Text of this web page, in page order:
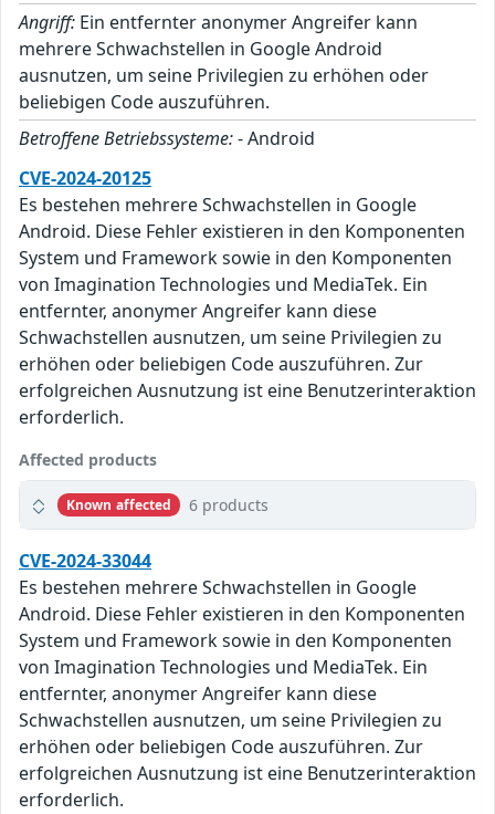
Angriff: Ein entfernter anonymer Angreifer kann
mehrere Schwachstellen in Google Android
ausnutzen, um seine Privilegien zu erhöhen oder
beliebigen Code auszuführen.
Betroffene Betriebssysteme:- Android
CVE-2024-20125
Es bestehen mehrere Schwachstellen in Google
Android. Diese Fehler existieren in den Komponenten
System und Framework sowie in den Komponenten
von Imagination Technologies und MediaTek. Ein
entfernter, anonymer Angreifer kann diese
Schwachstellen ausnutzen, um seine Privilegien zu
erhöhen oder beliebigen Code auszuführen. Zur
erfolgreichen Ausnutzung ist eine Benutzerinteraktion
erforderlich.
Affected products
Known affected 6 products
CVE-2024-33044
Es bestehen mehrere Schwachstellen in Google
Android. Diese Fehler existieren in den Komponenten
System und Framework sowie in den Komponenten
von Imagination Technologies und MediaTek. Ein
entfernter, anonymer Angreifer kann diese
Schwachstellen ausnutzen, um seine Privilegien zu
erhöhen oder beliebigen Code auszuführen. Zur
erfolgreichen Ausnutzung ist eine Benutzerinteraktion
erforderlich.